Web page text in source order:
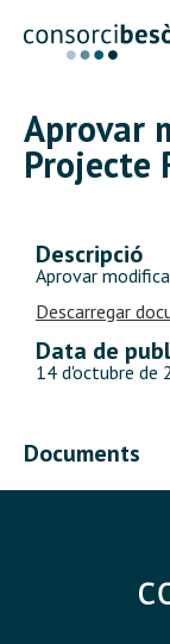
Aprovar
Projecte
Descripció
Aprovar
Descarregar
Data de
14 d'octubre de
Documents